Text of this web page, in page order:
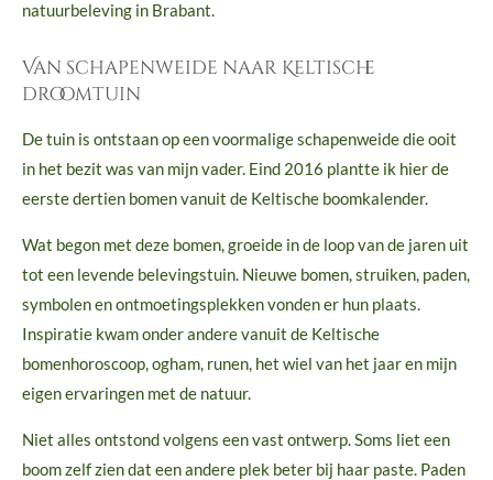
natuurbeleving in Brabant.
Van schapenweide naar Keltische
droomtuin
De tuin is ontstaan op een voormalige schapenweide die ooit
in het bezit was van mijn vader. Eind 2016 plantte ik hier de
eerste dertien bomen vanuit de Keltische boomkalender.
Wat begon met deze bomen, groeide in de loop van de jaren uit
tot een levende belevingstuin. Nieuwe bomen, struiken, paden,
symbolen en ontmoetingsplekken vonden er hun plaats.
Inspiratie kwam onder andere vanuit de Keltische
bomenhoroscoop, ogham, runen, het wiel van het jaar en mijn
eigen ervaringen met de natuur.
Niet alles ontstond volgens een vast ontwerp. Soms liet een
boom zelf zien dat een andere plek beter bij haar paste. Paden